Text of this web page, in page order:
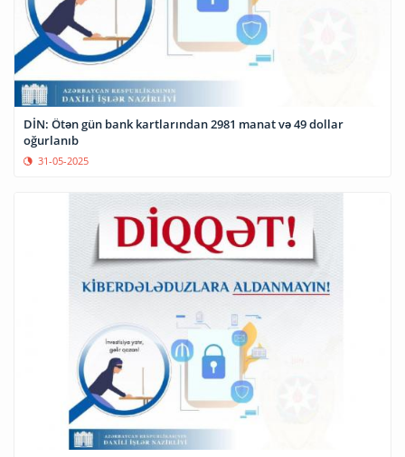
DİN: Ötən gün bank kartlarından 2981 manat və 49 dollar
oğurlanıb
31-05-2025